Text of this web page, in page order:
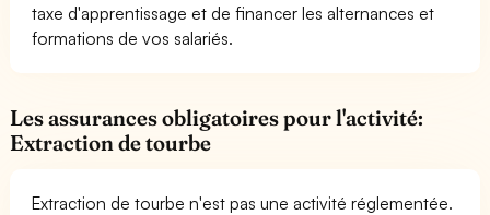
taxe d'apprentissage et de financer les alternances et
formations de vos salariés.
Les assurances obligatoires pour l'activité:
Extraction de tourbe
Extraction de tourbe n'est pas une activité réglementée.